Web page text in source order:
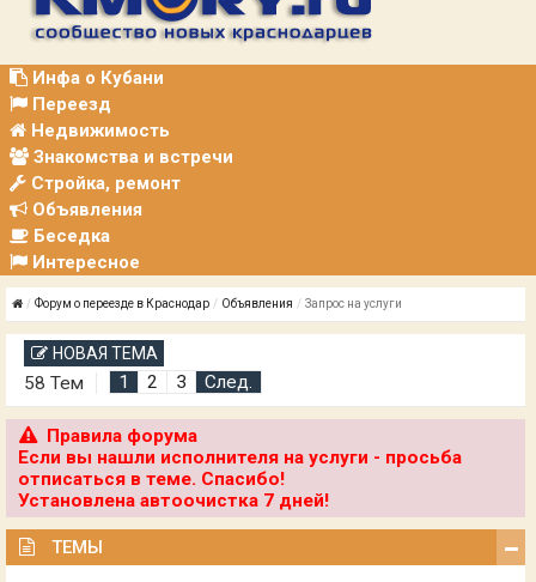
Инфа о Кубани
Переезд
Недвижимость
Знакомства и встречи
Стройка, ремонт
Объявления
Беседка
Интересное
Форум о переезде в Краснодар Объявления Запрос на услуги
НОВАЯ ТЕМА
58 Тем 1 2 3 След.
Правила форума
Если вы нашли исполнителя на услуги - просьба
отписаться в теме. Спасибо!
Установлена автоочистка 7 дней!
ТЕМЫ